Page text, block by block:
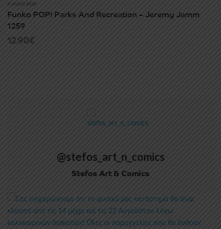
FUNKO POP
Funko POP! Parks And Recreation – Jeremy Jamm
1259
12.90€
@stefos_art_n_comics
Stefos Art & Comics